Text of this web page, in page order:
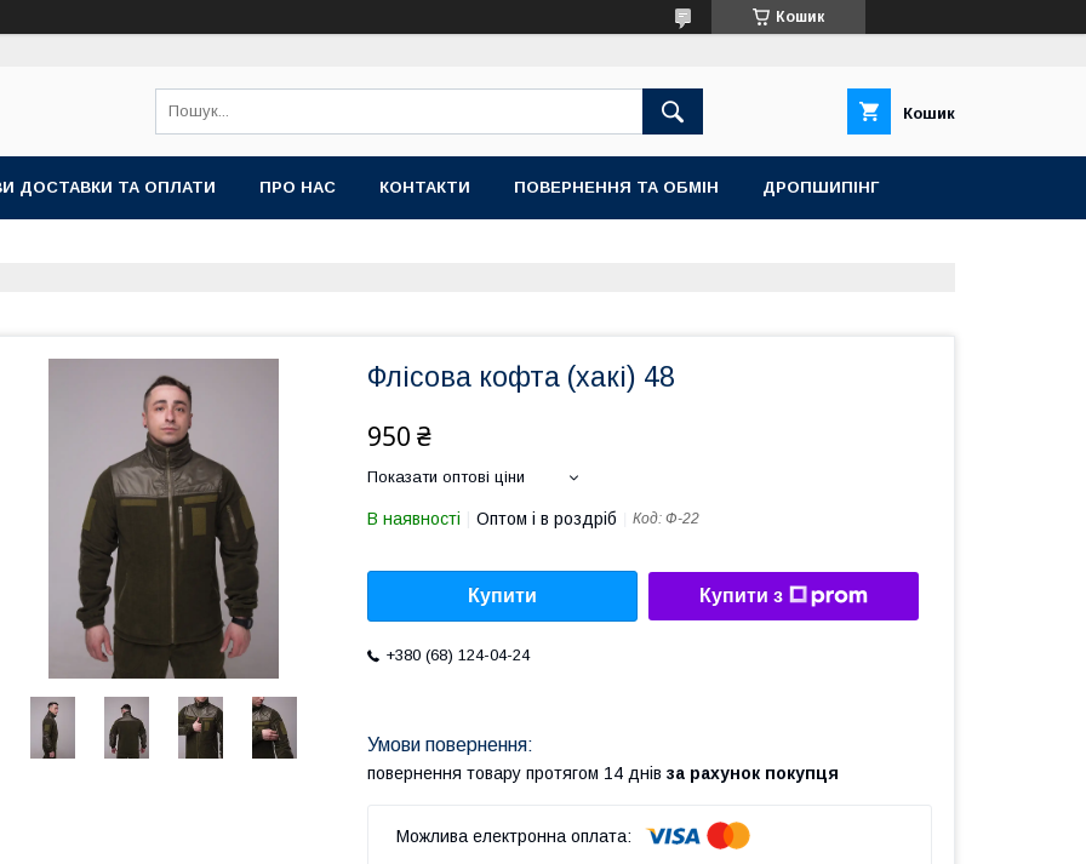
Кошик
Кошик
ДОСТАВКИ ТА ОПЛАТИ ПРО НАС КОНТАКТИ ПОВЕРНЕННЯ ТА ОБМІН ДРОПШИПІНГ
Флісова кофта (хакі) 48
950 ₴
Показати оптові ціни
В наявності Оптом і в роздріб Код: Ф-22
Купити Купити з
+380 (68) 124-04-24
повернення товару протягом 14 днів за рахунок покупця